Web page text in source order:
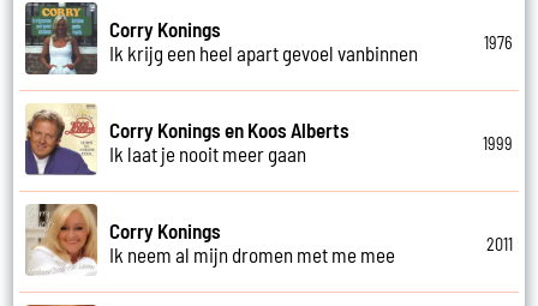
Corry Konings
Ik krijg een heel apart gevoel vanbinnen
1976
Corry Konings en Koos Alberts
Ik laat je nooit meer gaan
1999
Corry Konings
Ik neem al mijn dromen met me mee
2011